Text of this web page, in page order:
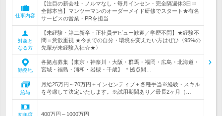
仕事内容
【注目の新会社・ノルマなし・毎月インセン・完全隔週休3日⇒
全部本当】マンツーマンのオーダーメイド研修でスタート★有名
サービスの営業・PRを担当
対象と
なる方
【未経験・第二新卒・正社員デビュー歓迎／学歴不問】★経験不
問＝意欲重視 ★今までの自分・環境を変えたい方はぜひ〈95%の
先輩が未経験入社☆★〉
勤務地
各拠点募集【東京・神奈川・大阪・群馬・福岡・広島・北海道・
宮城・福島・浦和・岩槻・千歳】 ＊拠点間…
給与
月給25万円～70万円＋インセンティブ＋各種手当※経験・スキル
を考慮して決定いたします。※試用期間あり／最長2ヶ月（…
初年度
400万円～1000万円